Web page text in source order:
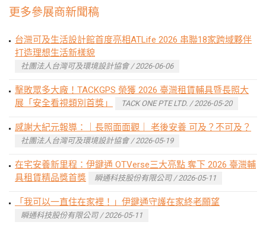
更多參展商新聞稿
台灣可及生活設計館首度亮相ATLife 2026 串聯18家跨域夥伴
打造理想生活新樣貌
社團法人台灣可及環境設計協會 / 2026-06-06
擊敗眾多大廠！TACKGPS 榮獲 2026 臺灣租賃輔具暨長照大
展「安全看視類別首獎」
TACK ONE PTE LTD. / 2026-05-20
感謝大紀元報導：｜長照面面觀｜ 老後安養 可及？不可及？
社團法人台灣可及環境設計協會 / 2026-05-19
在宅安養新里程：伊鍵通 OTVerse三大亮點 奪下 2026 臺灣輔
具租賃精品獎首獎
瞬通科技股份有限公司 / 2026-05-11
「我可以一直住在家裡！」伊鍵通守護在家終老願望
瞬通科技股份有限公司 / 2026-05-11